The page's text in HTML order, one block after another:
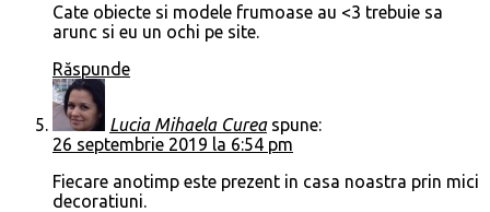
Cate obiecte si modele frumoase au <3 trebuie sa
arunc si eu un ochi pe site.
Răspunde
Lucia Mihaela Curea spune:
26 septembrie 2019 la 6:54 pm
Fiecare anotimp este prezent in casa noastra prin mici
decoratiuni.